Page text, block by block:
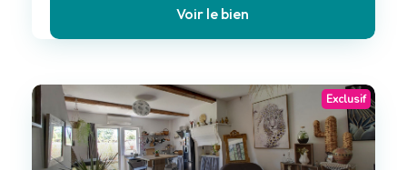
Voir le bien
Exclusif